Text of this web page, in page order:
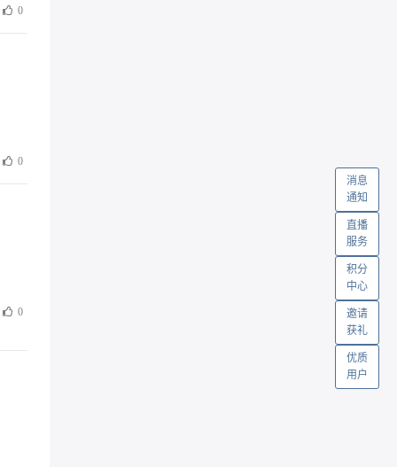
0
0
0
消息
通知
直播
服务
积分
中心
邀请
获礼
优质
用户